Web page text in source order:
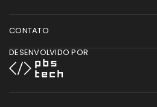
CONTATO
DESENVOLVIDO POR